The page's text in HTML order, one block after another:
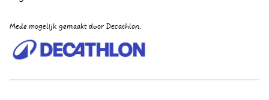
Mede mogelijk gemaakt door Decathlon.